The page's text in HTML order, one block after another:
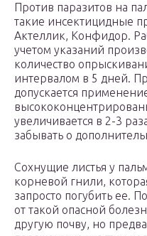
Против паразитов на
такие инсектицидные
Актеллик, Конфидор.
учетом указаний
количество
интервалом в 5 дней.
допускается
увеличивается в 2-3
забывать о
Сохнущие листья у
корневой гнили,
запросто погубить ее.
от такой опасной
другую почву, но